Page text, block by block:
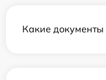
Какие документы